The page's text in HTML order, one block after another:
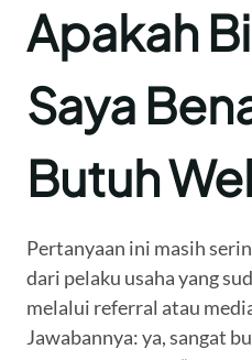
Apakah
Saya
Butuh
Pertanyaan ini masih
dari pelaku usaha yang
melalui referral atau
Jawabannya: ya, sangat